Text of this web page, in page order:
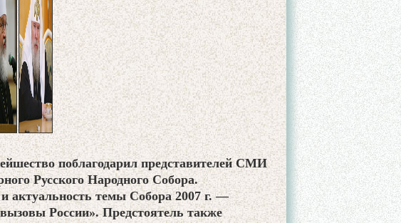
поблагодарил представителей СМИ
Русского Народного Собора.
актуальность темы Собора 2007 г. —
России». Предстоятель также